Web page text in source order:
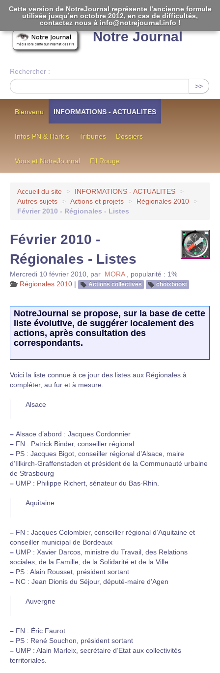
Notre Journal
Rechercher :
>>
Bienvenu INFORMATIONS - ACTUALITES
Infos PN & Harkis Tribunes Dossiers
Vous et NotreJournal Fil Rouge
Accueil du site > INFORMATIONS - ACTUALITES
>
Autres sujets
> Actions et projets > Régionales 2010
>
Février 2010 - Régionales - Listes
Février 2010 -
Régionales - Listes
Mercredi 10 février 2010 par MORA
popularité : 1%
Régionales 2010 | Actions collectives choixboost
NotreJournal se propose, sur la base de cette
liste évolutive, de suggérer localement des
actions, après consultation des
correspondants.
Voici la liste connue à ce jour des listes aux Régionales à
compléter, au fur et à mesure.
Alsace
– Alsace d’abord : Jacques Cordonnier
– FN : Patrick Binder, conseiller régional
– PS : Jacques Bigot, conseiller régional d’Alsace, maire
d’Illkirch-Graffenstaden et président de la Communauté urbaine
de Strasbourg
– UMP : Philippe Richert, sénateur du Bas-Rhin.
Aquitaine
– FN : Jacques Colombier, conseiller régional d’Aquitaine et
conseiller municipal de Bordeaux
– UMP : Xavier Darcos, ministre du Travail, des Relations
sociales, de la Famille, de la Solidarité et de la Ville
– PS : Alain Rousset, président sortant
– NC : Jean Dionis du Séjour, député-maire d’Agen
Auvergne
– FN : Éric Faurot
– PS : René Souchon, président sortant
– UMP : Alain Marleix, secrétaire d’Etat aux collectivités
territoriales.
Cette version de NotreJournal représente l’ancienne formule
utilisée jusqu’en octobre 2012, en cas de difficultés,
contactez nous à info@notrejournal.info !